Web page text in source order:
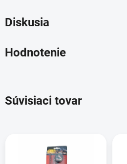
Diskusia
Hodnotenie
Súvisiaci tovar